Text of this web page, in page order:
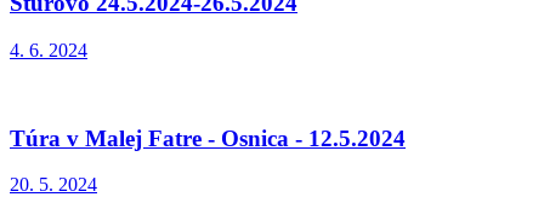
4. 6. 2024
Túra v Malej Fatre - Osnica - 12.5.2024
20. 5. 2024